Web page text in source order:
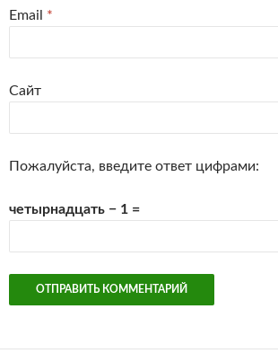
Email *
Сайт
Пожалуйста, введите ответ цифрами:
четырнадцать − 1 =